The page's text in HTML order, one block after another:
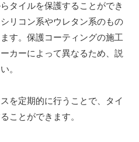
タイルを保護することができ
リコン系やウレタン系のもの
す。保護コーティングの施工
カーによって異なるため、説
。
を定期的に行うことで、タイ
ことができます。